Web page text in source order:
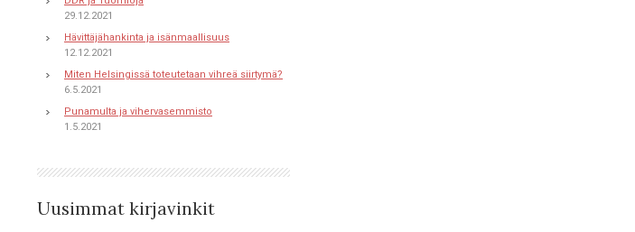
29.12.2021
Hävittäjähankinta ja isänmaallisuus
12.12.2021
Miten Helsingissä toteutetaan vihreä siirtymä?
6.5.2021
Punamulta ja vihervasemmisto
1.5.2021
Uusimmat kirjavinkit